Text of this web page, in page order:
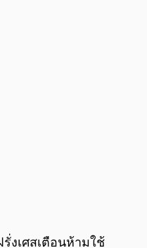
งเศสเตือนห้ามใช้